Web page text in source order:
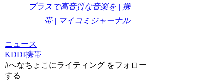
プラスで高音質な音楽を | 携
帯 | マイコミジャーナル
ニュース
KDDI携帯
#へなちょこにライティング をフォロー
する